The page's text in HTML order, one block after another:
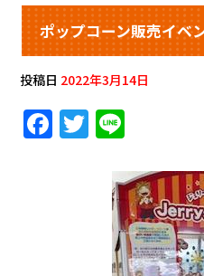
ポップコーン販売イベ
投稿日 2022年3月14日
F
a
T
w
te
e